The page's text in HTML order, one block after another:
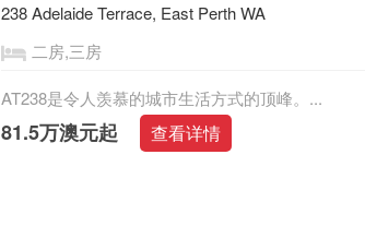
238 Adelaide Terrace, East Perth WA
二房,三房
AT238是令人羡慕的城市生活方式的顶峰。...
81.5万澳元起 查看详情